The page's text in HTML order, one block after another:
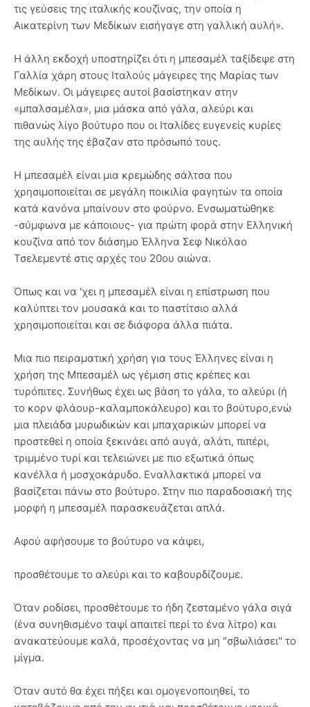
τις γεύσεις της ιταλικής κουζίνας, την οποία η
Αικατερίνη των Μεδίκων εισήγαγε στη γαλλική αυλή».
Η άλλη εκδοχή υποστηρίζει ότι η μπεσαμέλ ταξίδεψε στη
Γαλλία χάρη στους Ιταλούς μάγειρες της Μαρίας των
Μεδίκων. Οι μάγειρες αυτοί βασίστηκαν στην
«μπαλσαμέλα», μια μάσκα από γάλα, αλεύρι και
πιθανώς λίγο βούτυρο που οι Ιταλίδες ευγενείς κυρίες
της αυλής της έβαζαν στο πρόσωπό τους.
Η μπεσαμέλ είναι μια κρεμώδης σάλτσα που
χρησιμοποιείται σε μεγάλη ποικιλία φαγητών τα οποία
κατά κανόνα μπαίνουν στο φούρνο. Ενσωματώθηκε
-σύμφωνα με κάποιους- για πρώτη φορά στην Ελληνική
κουζίνα από τον διάσημο Έλληνα Σεφ Νικόλαο
Τσελεμεντέ στις αρχές του 20ου αιώνα.
Όπως και να 'χει η μπεσαμέλ είναι η επίστρωση που
καλύπτει τον μουσακά και το παστίτσιο αλλά
χρησιμοποιείται και σε διάφορα άλλα πιάτα.
Μια πιο πειραματική χρήση για τους Έλληνες είναι η
χρήση της Μπεσαμέλ ως γέμιση στις κρέπες και
τυρόπιτες. Συνήθως έχει ως βάση το γάλα, το αλεύρι (ή
το κορν φλάουρ-καλαμποκάλευρο) και το βούτυρο,ενώ
μια πλειάδα μυρωδικών και μπαχαρικών μπορεί να
προστεθεί η οποία ξεκινάει από αυγά, αλάτι, πιπέρι,
τριμμένο τυρί και τελειώνει με πιο εξωτικά όπως
κανέλλα ή μοσχοκάρυδο. Εναλλακτικά μπορεί να
βασίζεται πάνω στο βούτυρο. Στην πιο παραδοσιακή της
μορφή η μπεσαμέλ παρασκευάζεται απλά.
Αφού αφήσουμε το βούτυρο να κάψει,
προσθέτουμε το αλεύρι και το καβουρδίζουμε.
Όταν ροδίσει, προσθέτουμε το ήδη ζεσταμένο γάλα σιγά
(ένα συνηθισμένο ταψί απαιτεί περί το ένα λίτρο) και
ανακατεύουμε καλά, προσέχοντας να μη "σβωλιάσει" το
μίγμα.
Όταν αυτό θα έχει πήξει και ομογενοποιηθεί, το